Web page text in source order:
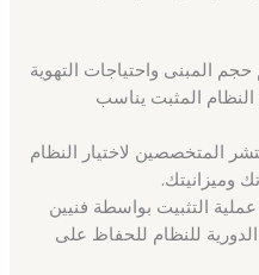
حجم المبنى واحتياجات التهوية
النظام المثبت يناسب
المتخصصين لاختيار النظام
وميزانيتك.
عملية التثبيت بواسطة فنيين
للنظام للحفاظ على